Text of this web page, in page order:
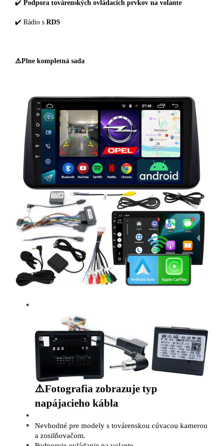
✔️ Podpora továrenských ovládacích prvkov na volante
✔️ Rádio s RDS
⚠️Plne kompletná sada
⚠️Fotografia zobrazuje typ
napájacieho kábla
Nevhodné pre modely s továrenskou cúvacou kamerou
a zosilňovačom.